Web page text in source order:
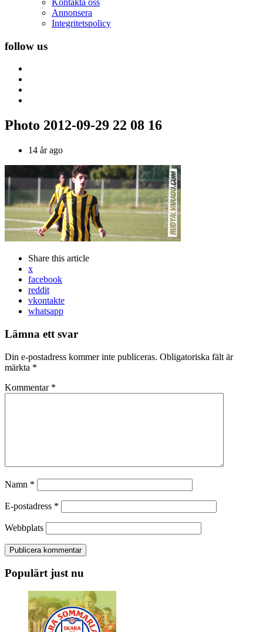
Kontakta oss
Annonsera
Integritetspolicy
follow us
Photo 2012-09-29 22 08 16
14 år ago
Share this article
x
facebook
reddit
vkontakte
whatsapp
Lämna ett svar
Din e-postadress kommer inte publiceras. Obligatoriska fält är
märkta *
Kommentar *
Namn *
E-postadress *
Webbplats
Populärt just nu